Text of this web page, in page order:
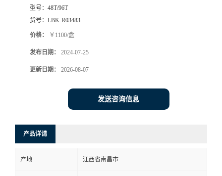
型号： 48T/96T
货号： LBK-R03483
价格： ￥1100/盒
发布日期： 2024-07-25
更新日期： 2026-08-07
发送咨询信息
产品详请
产地 江西省南昌市